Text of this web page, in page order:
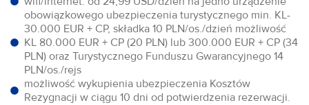
obowiązkowego ubezpieczenia turystycznego min. KL-
30.000 EUR + CP, składka 10 PLN/os./dzień możliwość
KL 80.000 EUR + CP (20 PLN) lub 300.000 EUR + CP (34
PLN) oraz Turystycznego Funduszu Gwarancyjnego 14
PLN/os./rejs
możliwość wykupienia ubezpieczenia Kosztów
Rezygnacji w ciągu 10 dni od potwierdzenia rezerwacji.